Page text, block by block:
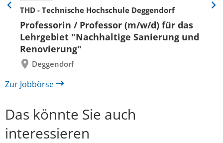
THD - Technische Hochschule Deggendorf
Professorin / Professor (m/w/d) für das
Lehrgebiet "Nachhaltige Sanierung und
Renovierung"
Deggendorf
Eine
zurück
Eine
Zur Jobbörse
Das könnte Sie auch
interessieren